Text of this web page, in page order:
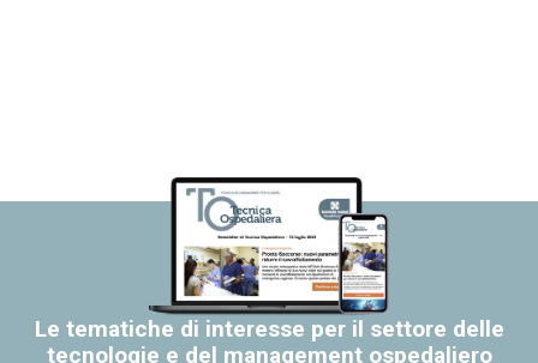
Le tematiche di interesse per il settore delle
tecnologie e del management ospedaliero